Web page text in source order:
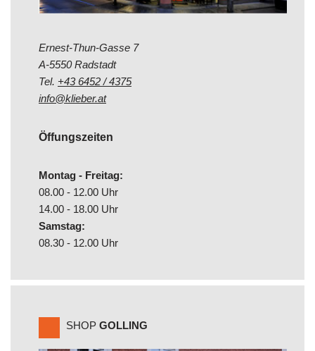
Ernest-Thun-Gasse 7
A-5550 Radstadt
Tel. +43 6452 / 4375
info@klieber.at
Öffungszeiten
Montag - Freitag:
08.00 - 12.00 Uhr
14.00 - 18.00 Uhr
Samstag:
08.30 - 12.00 Uhr
SHOP GOLLING